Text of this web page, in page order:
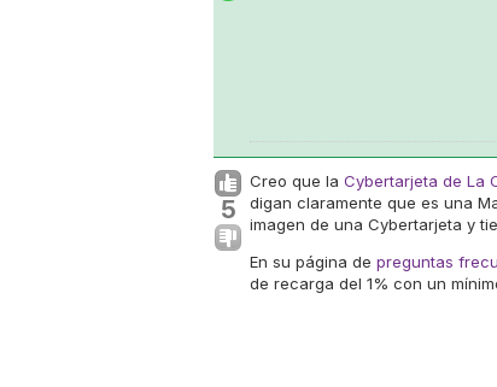
5
Creo que la Cybertarjeta de La
digan claramente que es una
imagen de una Cybertarjeta y
En su página de preguntas
de recarga del 1% con un